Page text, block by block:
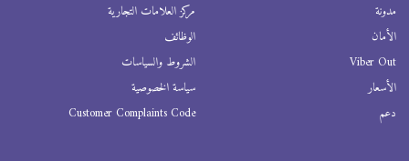
مدونة
الأمان
Viber Out
الأسعار
دعم
مركز العلامات التجارية
الوظائف
الشروط والسياسات
سياسة الخصوصية
Customer Complaints Code